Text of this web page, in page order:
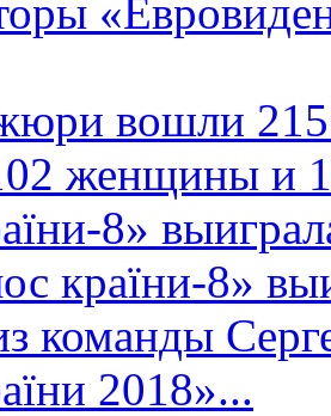
вошли 215
женщины и
8»
країни-8»
команды
2018»...